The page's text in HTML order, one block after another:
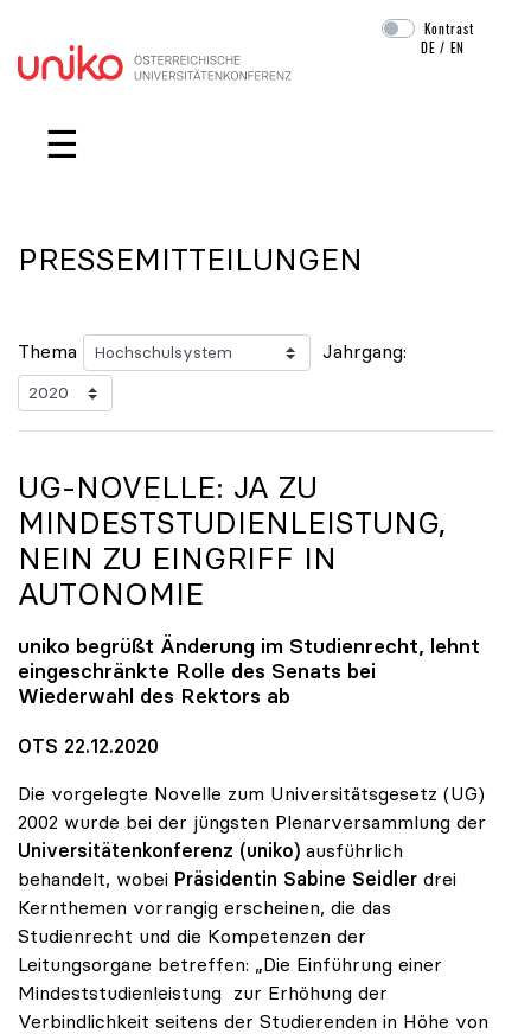
Navigation überspringen
Kontrast
DE /EN
☰
PRESSEMITTEILUNGEN
Thema Jahrgang:
UG-NOVELLE: JA ZU
MINDESTSTUDIENLEISTUNG,
NEIN ZU EINGRIFF IN
AUTONOMIE
uniko begrüßt Änderung im Studienrecht, lehnt
eingeschränkte Rolle des Senats bei
Wiederwahl des Rektors ab
OTS 22.12.2020
Die vorgelegte Novelle zum Universitätsgesetz (UG)
2002 wurde bei der jüngsten Plenarversammlung der
Universitätenkonferenz (uniko) ausführlich
behandelt, wobei Präsidentin Sabine Seidler drei
Kernthemen vorrangig erscheinen, die das
Studienrecht und die Kompetenzen der
Leitungsorgane betreffen: „Die Einführung einer
Mindeststudienleistung zur Erhöhung der
Verbindlichkeit seitens der Studierenden in Höhe von